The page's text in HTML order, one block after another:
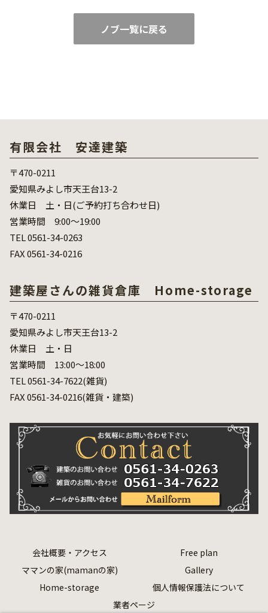
ノブ一覧に戻る
有限会社 安達建築
〒470-0211
愛知県みよし市天王台13-2
休業日 土・日(ご予約打ち合わせ日)
営業時間 9:00～19:00
TEL 0561-34-0263
FAX 0561-34-0216
建築屋さんの雑貨倉庫 Home-storage
〒470-0211
愛知県みよし市天王台13-2
休業日 土・日
営業時間 13:00～18:00
TEL 0561-34-7622(雑貨)
FAX 0561-34-0216(雑貨・建築)
会社概要・アクセス
Free plan
ママンの家(mamanの家)
Gallery
Home-storage
個人情報保護法について
業者ページ